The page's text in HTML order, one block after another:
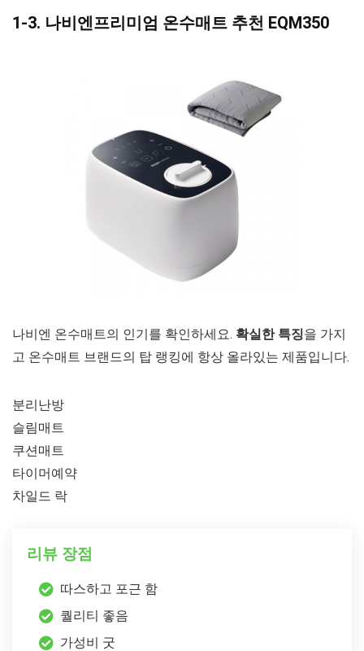
1-3. 나비엔프리미엄 온수매트 추천 EQM350
나비엔 온수매트의 인기를 확인하세요. 확실한 특징을 가지
고 온수매트 브랜드의 탑 랭킹에 항상 올라있는 제품입니다.
분리난방
슬림매트
쿠션매트
타이머예약
차일드 락
리뷰 장점
따스하고 포근 함
퀄리티 좋음
가성비 굿